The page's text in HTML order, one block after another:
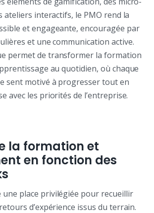
ateliers interactifs, le PMO rend la
et engageante, encouragée par
et une communication active.
permet de transformer la formation
au quotidien, où chaque
sent motivé à progresser tout en
avec les priorités de l’entreprise.
la formation et
en fonction des
une place privilégiée pour recueillir
d’expérience issus du terrain.